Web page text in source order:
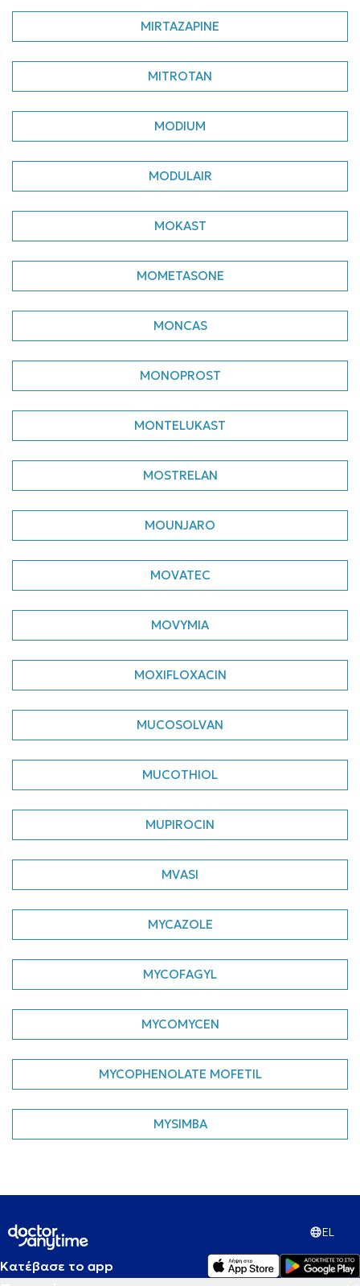
MIRTAZAPINE
MITROTAN
MODIUM
MODULAIR
MOKAST
MOMETASONE
MONCAS
MONOPROST
MONTELUKAST
MOSTRELAN
MOUNJARO
MOVATEC
MOVYMIA
MOXIFLOXACIN
MUCOSOLVAN
MUCOTHIOL
MUPIROCIN
MVASI
MYCAZOLE
MYCOFAGYL
MYCOMYCEN
MYCOPHENOLATE MOFETIL
MYSIMBA
EL
Κατέβασε το app